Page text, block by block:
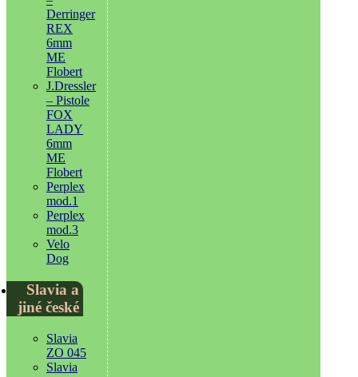
Derringer
REX
6mm
ME
Flobert
J.Dressler
– Pistole
FOX
LADY
6mm
ME
Flobert
Perplex
mod.1
Perplex
mod.3
Velo
Dog
Slavia a
jiné české
Slavia
ZO 045
Slavia